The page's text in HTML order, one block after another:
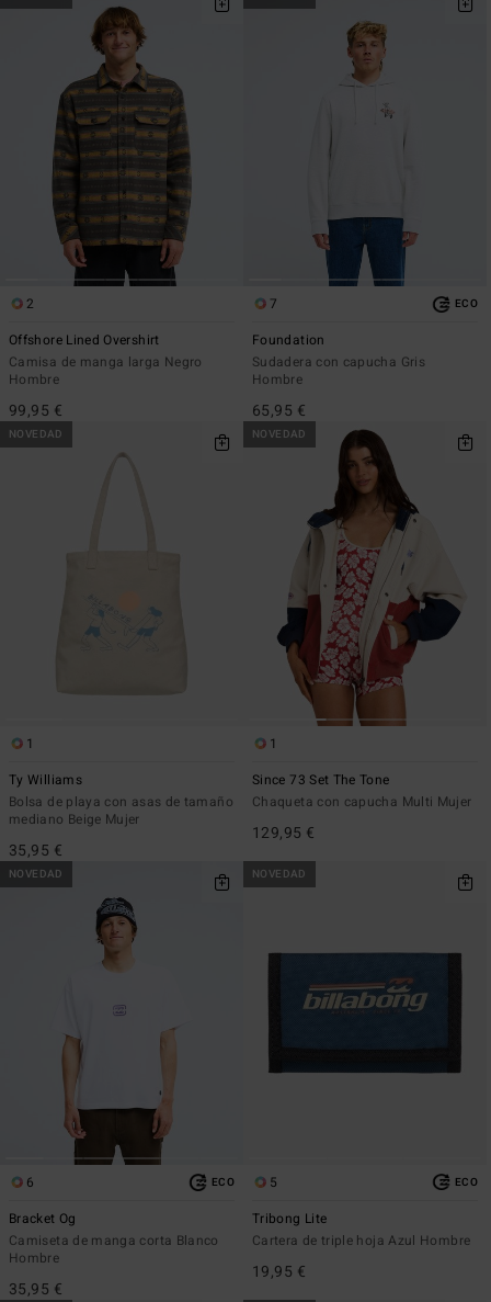
2
Offshore Lined Overshirt
Camisa de manga larga Negro
Hombre
99,95 €
7 ECO
Foundation
Sudadera con capucha Gris
Hombre
65,95 €
NOVEDAD
1
Ty Williams
Bolsa de playa con asas de tamaño
mediano Beige Mujer
35,95 €
NOVEDAD
1
Since 73 Set The Tone
Chaqueta con capucha Multi Mujer
129,95 €
NOVEDAD
6 ECO
Bracket Og
Camiseta de manga corta Blanco
Hombre
35,95 €
NOVEDAD
5 ECO
Tribong Lite
Cartera de triple hoja Azul Hombre
19,95 €